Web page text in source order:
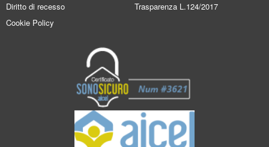
Diritto di recesso
Cookie Policy
Trasparenza L.124/2017